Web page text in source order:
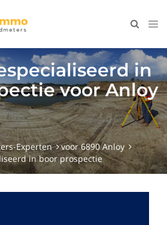
in
voor Anloy
Experten
voor 6890 Anloy
in boor prospectie